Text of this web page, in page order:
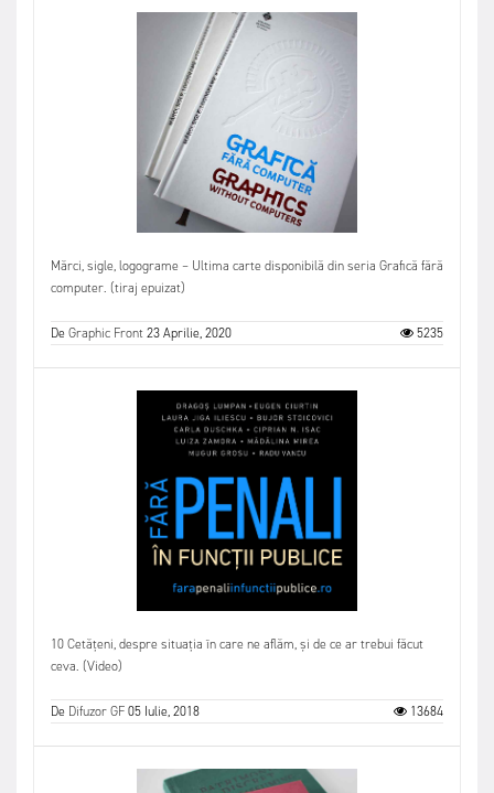
Mărci, sigle, logograme – Ultima carte disponibilă din seria Grafică fără
computer. (tiraj epuizat)
DeGraphic Front23 Aprilie, 2020 5235
10 Cetățeni, despre situația în care ne aflăm, și de ce ar trebui făcut
ceva. (Video)
De Difuzor GF05 Iulie, 2018 13684